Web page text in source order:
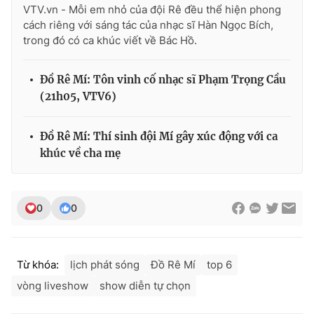
Theo dõi báo trên
Giấy phép hoạt động báo in và báo điện tử số 483/GP-BTTTT
Phó Tổng Biên tập:Nguyễn Thị Mỹ Hạnh, Phạm Quốc Thắng,
Nguyễn Trọng Ninh
VTV.vn - Mỗi em nhỏ của đội Rê đều thể hiện phong
cách riêng với sáng tác của nhạc sĩ Hàn Ngọc Bích,
trong đó có ca khúc viết về Bác Hồ.
Đồ Rê Mí: Tôn vinh cố nhạc sĩ Phạm Trọng Cầu
(21h05, VTV6)
Đồ Rê Mí: Thí sinh đội Mí gây xúc động với ca
khúc về cha mẹ
0 0
Từ khóa: lịch phát sóng Đồ Rê Mí
top 6
vòng liveshow
show diễn tự chọn